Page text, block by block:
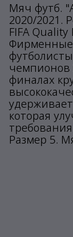
Мяч футб.
2020/2021.
FIFA
Фирменные
чемпионов
финалах
которая
Размер 5.